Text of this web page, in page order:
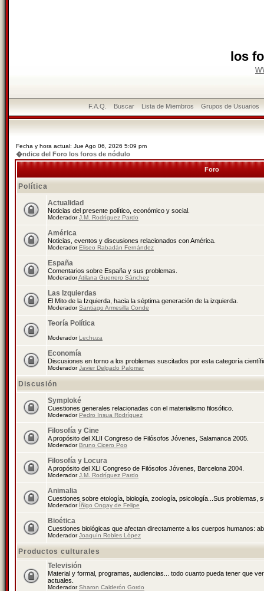
los
F.A.Q. Buscar Lista de Miembros Grupos de Usuarios
Fecha y hora actual: Jue Ago 06, 2026 5:09 pm
�ndice del Foro los foros de nódulo
Foro
Política
Actualidad
Noticias del presente político, económico y social.
ModeradorJ.M. Rodríguez Pardo
América
Noticias, eventos y discusiones relacionados con América.
ModeradorEliseo Rabadán Fernández
España
Comentarios sobre España y sus problemas.
ModeradorAtilana Guerrero Sánchez
Las Izquierdas
El Mito de la Izquierda, hacia la séptima generación de la izquierda.
ModeradorSantiago Armesilla Conde
Teoría Política
ModeradorLechuza
Economía
Discusiones en torno a los problemas suscitados por esta categoría
ModeradorJavier Delgado Palomar
Discusión
Symploké
Cuestiones generales relacionadas con el materialismo filosófico.
ModeradorPedro Insua Rodríguez
Filosofía y Cine
A propósito del XLII Congreso de Filósofos Jóvenes, Salamanca 2005.
ModeradorBruno Cicero Poo
Filosofía y Locura
A propósito del XLI Congreso de Filósofos Jóvenes, Barcelona 2004.
ModeradorJ.M. Rodríguez Pardo
Animalia
Cuestiones sobre etología, biología, zoología, psicología...Sus problemas,
Moderador Íñigo Ongay de Felipe
Bioética
Cuestiones biológicas que afectan directamente a los cuerpos humanos:
ModeradorJoaquín Robles López
Productos culturales
Televisión
Material y formal, programas, audiencias... todo cuanto pueda tener que
actuales.
ModeradorSharon Calderón Gordo